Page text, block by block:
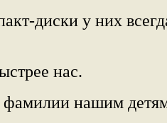
диски у них
нас.
нашим